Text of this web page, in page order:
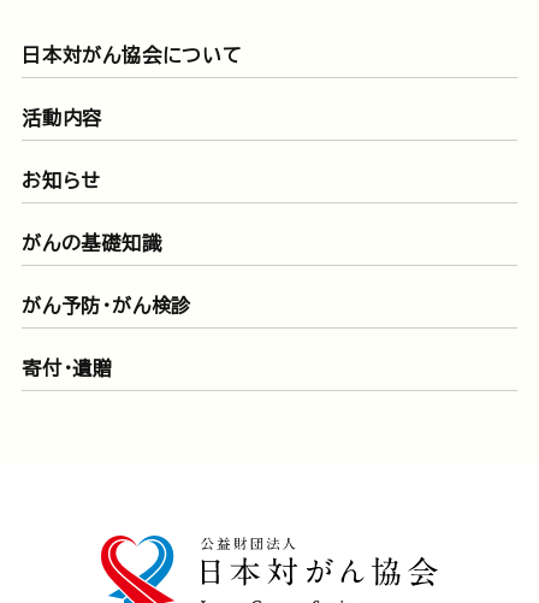
日本対がん協会について
活動内容
お知らせ
がんの基礎知識
がん予防・がん検診
寄付・遺贈